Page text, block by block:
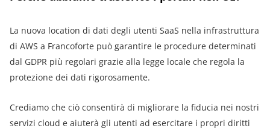
La nuova location di dati degli utenti SaaS nella infrastruttura
di AWS a Francoforte può garantire le procedure determinati
dal GDPR più regolari grazie alla legge locale che regola la
protezione dei dati rigorosamente.
Crediamo che ciò consentirà di migliorare la fiducia nei nostri
servizi cloud e aiuterà gli utenti ad esercitare i propri diritti